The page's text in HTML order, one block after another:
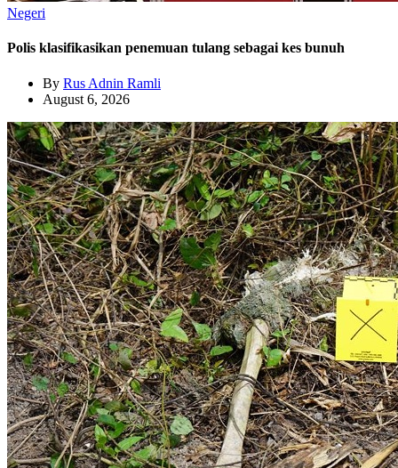
Negeri
Polis klasifikasikan penemuan tulang sebagai kes bunuh
By Rus Adnin Ramli
August 6, 2026